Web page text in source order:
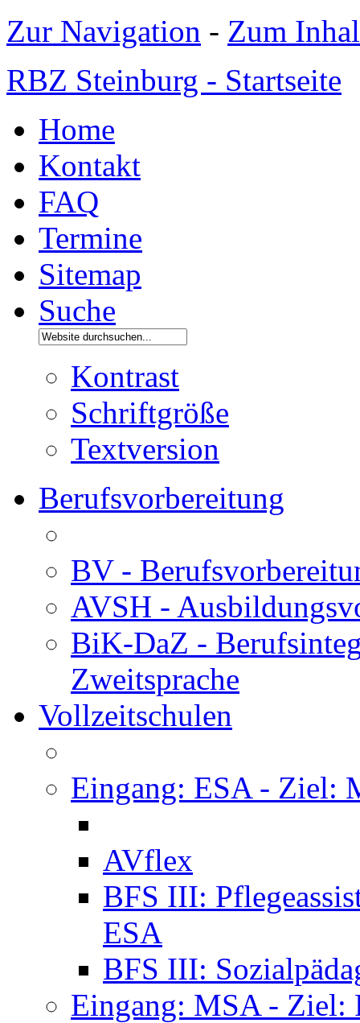
Zur Navigation - Zum
RBZ Steinburg - Startseite
Home
Kontakt
FAQ
Termine
Sitemap
Suche
Kontrast
Schriftgröße
Textversion
Berufsvorbereitung
BV -
AVSH -
BiK-DaZ -
Zweitsprache
Vollzeitschulen
Eingang: ESA - Ziel:
AVflex
BFS III:
ESA
BFS III:
Eingang: MSA - Ziel: